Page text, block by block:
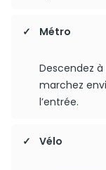
Métro
Descendez à
marchez
l’entrée.
Vélo